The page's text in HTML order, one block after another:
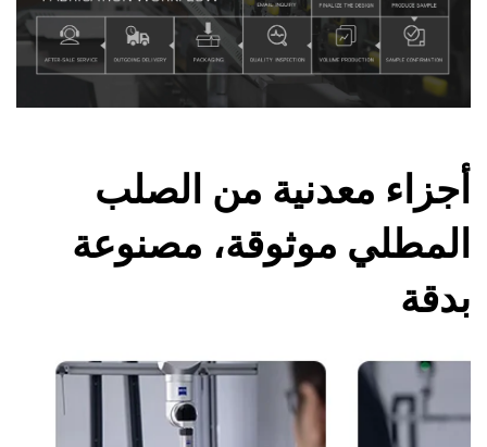
أجزاء معدنية من الصلب
المطلي موثوقة، مصنوعة
بدقة